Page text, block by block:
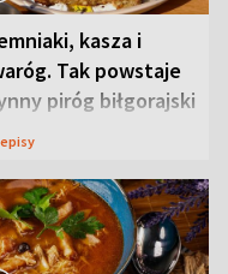
kasza i
Tak powstaje
piróg biłgorajski